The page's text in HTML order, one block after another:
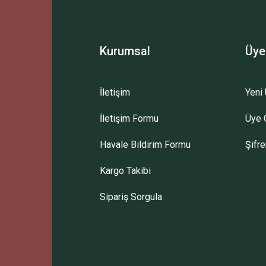
Gönder
Kurumsal
İletişim
İletişim Formu
Havale Bildirim Formu
Kargo Takibi
Sipariş Sorgula
Yeni
Üye